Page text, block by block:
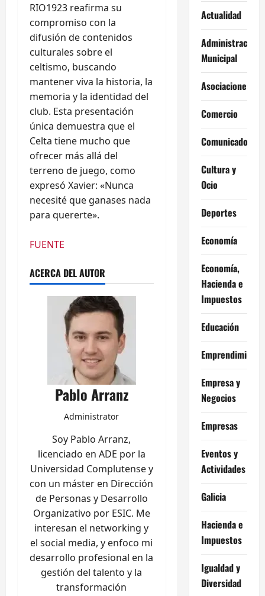
RIO1923 reafirma su
compromiso con la
difusión de contenidos
culturales sobre el
celtismo, buscando
mantener viva la historia, la
memoria y la identidad del
club. Esta presentación
única demuestra que el
Celta tiene mucho que
ofrecer más allá del
terreno de juego, como
expresó Xavier: «Nunca
necesité que ganases nada
para quererte».
FUENTE
ACERCA DEL AUTOR
Pablo Arranz
Administrator
Soy Pablo Arranz,
licenciado en ADE por la
Universidad Complutense y
con un máster en Dirección
de Personas y Desarrollo
Organizativo por ESIC. Me
interesan el networking y
el social media, y enfoco mi
desarrollo profesional en la
gestión del talento y la
transformación
Actualidad
Administración
Municipal
Asociaciones
Comercio
Comunicados
Cultura y
Ocio
Deportes
Economía
Economía,
Hacienda e
Impuestos
Educación
Emprendimiento
Empresa y
Negocios
Empresas
Eventos y
Actividades
Galicia
Hacienda e
Impuestos
Igualdad y
Diversidad